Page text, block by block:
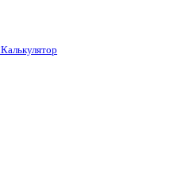
Калькулятор